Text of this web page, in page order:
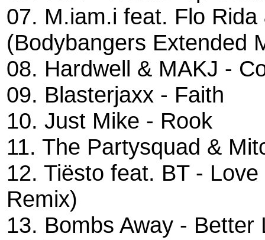
07. M.iam.i feat. Flo
(Bodybangers Extended
08. Hardwell & MAKJ -
09. Blasterjaxx - Faith
10. Just Mike - Rook
11. The Partysquad &
12. Tiësto feat. BT -
Remix)
13. Bombs Away - Better